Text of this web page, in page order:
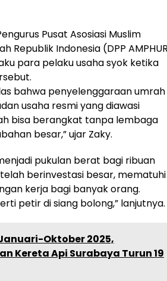
Pusat Asosiasi Muslim
Republik Indonesia (DPP
para pelaku usaha syok ketika
bahwa penyelenggaraan umrah
usaha resmi yang diawasi
bisa berangkat tanpa lembaga
besar,” ujar Zaky.
pukulan berat bagi ribuan
berinvestasi besar, mematuhi
kerja bagi banyak orang.
petir di siang bolong,” lanjutnya.
Oktober 2025,
Kereta Api Surabaya Turun 19